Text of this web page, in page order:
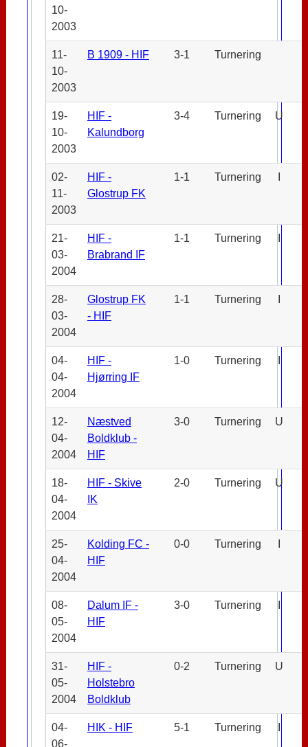
10-
2003
11-
10-
2003
B 1909 - HIF 3-1 Turnering
19-
10-
2003
HIF -
Kalundborg
3-4 Turnering U
02-
11-
2003
HIF -
Glostrup FK
1-1 Turnering
21-
03-
2004
HIF -
Brabrand IF
1-1 Turnering
28-
03-
2004
Glostrup FK
- HIF
1-1 Turnering
04-
04-
2004
HIF -
Hjørring IF
1-0 Turnering
12-
04-
2004
Næstved
Boldklub -
HIF
3-0 Turnering U
18-
04-
2004
HIF - Skive
IK
2-0 Turnering U
25-
04-
2004
Kolding FC -
HIF
0-0 Turnering
08-
05-
2004
Dalum IF -
HIF
3-0 Turnering
31-
05-
2004
HIF -
Holstebro
Boldklub
0-2 Turnering U
04-
06-
HIK - HIF 5-1 Turnering